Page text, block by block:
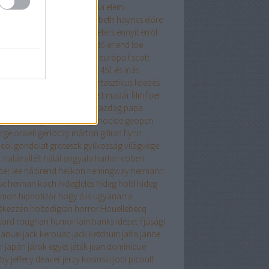
lehetősége
éhezők viadala elemi
elizabeth haynes előre
elvis peeters ennyit erről
erdő erlend loe
európa f.scott
fahrenheit 451 és más
fanatikus fantasztikusfeledés
festett madárfilm foer
gazdag papa
papageneral pressgenocide geopen
orwell gerlóczy márton gillian flynn
gondolat groteszk gyilkosság világvége
halálraítélt halál angyala harlan coben
lee házirend helikon hemingway hermann
herman koch hideglelés hideg hold hideg
hipnotizőr hogy ő is ugyanarra
holtodiglan horror Houellebecq
roughan humor iain banks idézet ifjúsági
jack kerouac jack ketchum jaffa janne
japán járok egyet játék jean dominique
jeffery deaver jerzy kosinski jodi picoult